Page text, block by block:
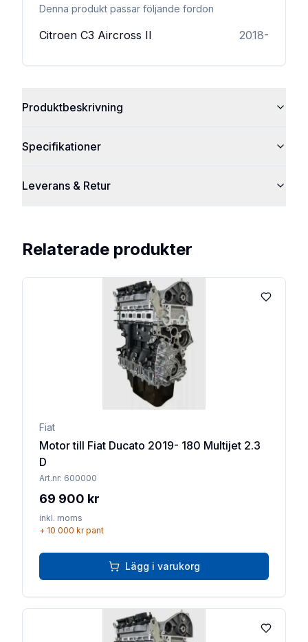
Denna produkt passar följande fordon
Citroen C3 Aircross II 2018-
Produktbeskrivning
Specifikationer
Leverans & Retur
Relaterade produkter
Lägg till
Fiat
Motor till Fiat Ducato 2019- 180 Multijet 2.3
D
Art.nr: 600000
69 900 kr
inkl. moms
+ 10 000 krpant
Lägg i varukorg
Lägg till